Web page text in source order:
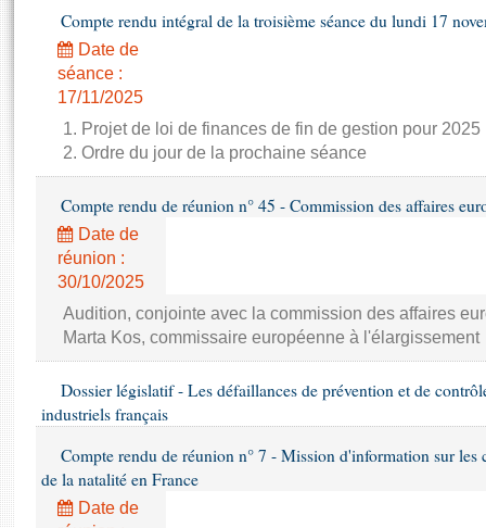
Propositions de loi
Amendements
Textes adoptés
Rapports d'information
Rapports d'enquête
Rapports sur l'application des lois
Baromètre de l’application des lois
Dossiers législatifs
Budget et sécurité sociale
Questions écrites et orales
Comptes rendus des débats
Histoire
Juniors
Anciennes législatures
Liens vers les sites publics
Photos libres de droit
Compte rendu intégral de la troisième séance du lundi 17
Date de
séance :
17/11/2025
1. Projet de loi de finances de fin de gestion pour 2025
2. Ordre du jour de la prochaine séance
Compte rendu de réunion n° 45 - Commission des affaires
Date de
réunion :
30/10/2025
Audition, conjointe avec la commission des affaires
Marta Kos, commissaire européenne à l'élargissement
Dossier législatif - Les défaillances de prévention et de
industriels français
Compte rendu de réunion n° 7 - Mission d'information sur les
de la natalité en France
Date de